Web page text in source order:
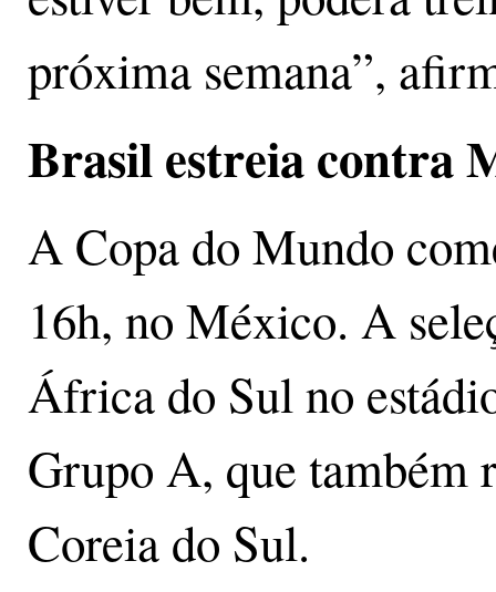
próxima semana”,
Brasil estreia contra
A Copa do Mundo
16h, no México. A
África do Sul no
Grupo A, que também
Coreia do Sul.